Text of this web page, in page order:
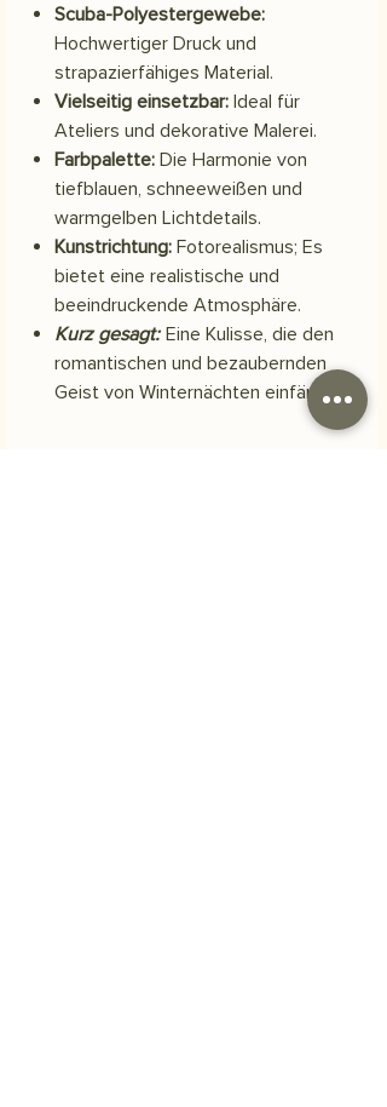
Scuba-Polyestergewebe:
Hochwertiger Druck und
strapazierfähiges Material.
Vielseitig einsetzbar: Ideal für
Ateliers und dekorative Malerei.
Farbpalette: Die Harmonie von
tiefblauen, schneeweißen und
warmgelben Lichtdetails.
Kunstrichtung: Fotorealismus; Es
bietet eine realistische und
beeindruckende Atmosphäre.
Kurz gesagt: Eine Kulisse, die den
romantischen und bezaubernden
Geist von Winternächten einfängt.